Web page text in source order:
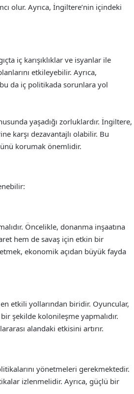
olur. Ayrıca, İngiltere’nin içindeki
iç karışıklıklar ve isyanlar ile
etkileyebilir. Ayrıca,
da iç politikada sorunlara yol
yaşadığı zorluklardır. İngiltere,
karşı dezavantajlı olabilir. Bu
korumak önemlidir.
Öncelikle, donanma inşaatına
hem de savaş için etkin bir
ekonomik açıdan büyük fayda
etkili yollarından biridir. Oyuncular,
şekilde kolonileşme yapmalıdır.
alandaki etkisini artırır.
yönetmeleri gerekmektedir.
izlenmelidir. Ayrıca, güçlü bir